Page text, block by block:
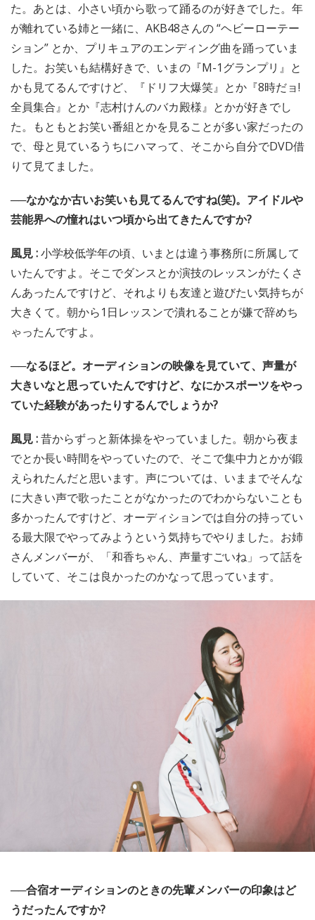
た。あとは、小さい頃から歌って踊るのが好きでした。年
が離れている姉と一緒に、AKB48さんの “ヘビーローテー
ション” とか、プリキュアのエンディング曲を踊っていま
した。お笑いも結構好きで、いまの『M-1グランプリ』と
かも見てるんですけど、『ドリフ大爆笑』とか『8時だョ!
全員集合』とか『志村けんのバカ殿様』とかが好きでし
た。もともとお笑い番組とかを見ることが多い家だったの
で、母と見ているうちにハマって、そこから自分でDVD借
りて見てました。
──なかなか古いお笑いも見てるんですね(笑)。アイドルや
芸能界への憧れはいつ頃から出てきたんですか?
風見 :小学校低学年の頃、いまとは違う事務所に所属して
いたんですよ。そこでダンスとか演技のレッスンがたくさ
んあったんですけど、それよりも友達と遊びたい気持ちが
大きくて。朝から1日レッスンで潰れることが嫌で辞めち
ゃったんですよ。
──なるほど。オーディションの映像を見ていて、声量が
大きいなと思っていたんですけど、なにかスポーツをやっ
ていた経験があったりするんでしょうか?
風見 :昔からずっと新体操をやっていました。朝から夜ま
でとか長い時間をやっていたので、そこで集中力とかが鍛
えられたんだと思います。声については、いままでそんな
に大きい声で歌ったことがなかったのでわからないことも
多かったんですけど、オーディションでは自分の持ってい
る最大限でやってみようという気持ちでやりました。お姉
さんメンバーが、「和香ちゃん、声量すごいね」って話を
していて、そこは良かったのかなって思っています。
──合宿オーディションのときの先輩メンバーの印象はど
うだったんですか?